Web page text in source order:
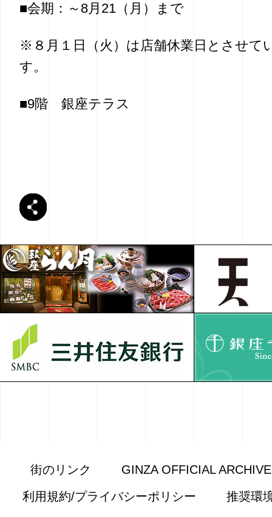
■会期：～8月21（月）まで
※８月１日（火）は店舗休業日とさせて
す。
■9階 銀座テラス
街のリンク
GINZA OFFICIAL
利用規約/プライバシーポリシー
推奨環